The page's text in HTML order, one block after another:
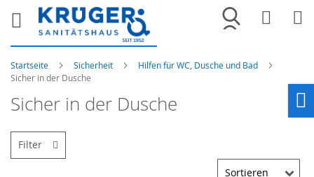
Merkliste
Startseite Sicherheit
Hilfen für WC, Dusche und Bad
Sicher in der Dusche
Sicher in der Dusche
Filter